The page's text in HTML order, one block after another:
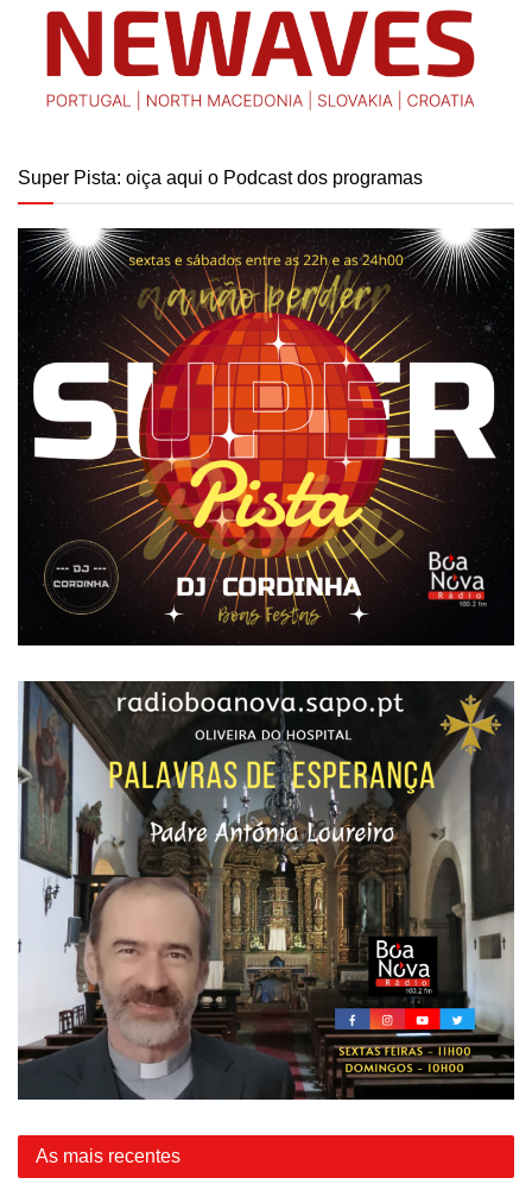
Super Pista: oiça aqui o Podcast dos programas
As mais recentes